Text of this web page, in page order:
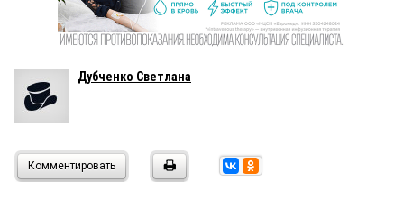
Дубченко Светлана
Комментировать